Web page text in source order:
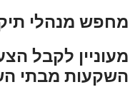
מחפש מנהלי
מעוניין לקבל
השקעות מבתי